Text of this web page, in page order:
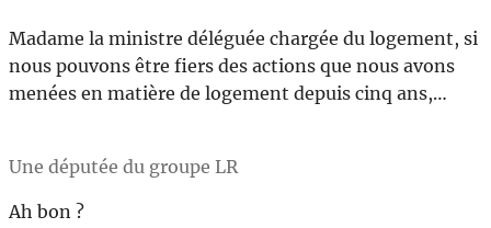
Madame la ministre déléguée chargée du logement, si
nous pouvons être fiers des actions que nous avons
menées en matière de logement depuis cinq ans,…
Une députée du groupe LR
Ah bon ?